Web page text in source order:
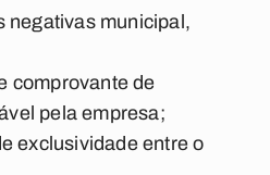
negativas municipal,
comprovante de
pela empresa;
exclusividade entre o